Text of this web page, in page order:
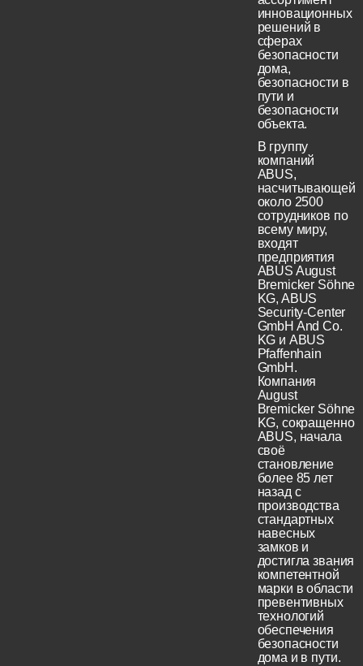
инновационных
решений в
сферах
безопасности
дома,
безопасности в
пути и
безопасности
объекта.
В группу
компаний
ABUS,
насчитывающей
около 2500
сотрудников по
всему миру,
входят
предприятия
ABUS August
Bremicker Söhne
KG, ABUS
Security-Center
GmbH And Co.
KG и ABUS
Pfaffenhain
GmbH.
Компания
August
Bremicker Söhne
KG, сокращенно
ABUS, начала
своё
становление
более 85 лет
назад с
производства
стандартных
навесных
замков и
достигла звания
компетентной
марки в области
превентивных
технологий
обеспечения
безопасности
дома и в пути.